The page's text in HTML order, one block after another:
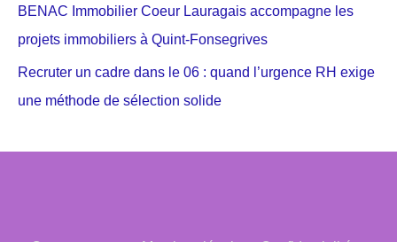
BENAC Immobilier Coeur Lauragais accompagne les
projets immobiliers à Quint-Fonsegrives
Recruter un cadre dans le 06 : quand l’urgence RH exige
une méthode de sélection solide